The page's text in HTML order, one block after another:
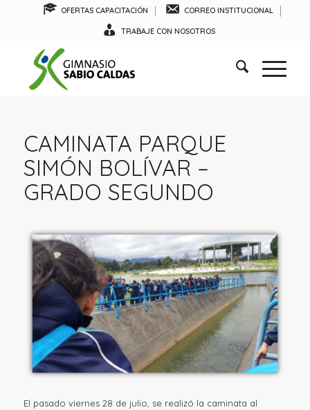
OFERTAS CAPACITACIÓN CORREO INSTITUCIONAL
TRABAJE CON NOSOTROS
CAMINATA PARQUE
SIMÓN BOLÍVAR –
GRADO SEGUNDO
El pasado viernes 28 de julio, se realizó la caminata al